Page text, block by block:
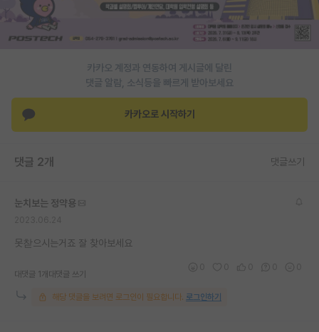
PI 전용 게시판
인문사회 계열 게시판
특수/전문대학원 게시판
반도체/AI 게시판
학술 정보 게시판
커리어
유학교육
이벤트
반도체 아카데미
카카오 계정과 연동하여 게시글에 달린
댓글 알람, 소식등을 빠르게 받아보세요
카카오로 시작하기
댓글 2개 댓글쓰기
눈치보는 정약용
못찯으시는거죠 잘 찾아보세요
대댓글 1개 대댓글 쓰기
해당 댓글을 보려면 로그인이 필요합니다. 로그인하기